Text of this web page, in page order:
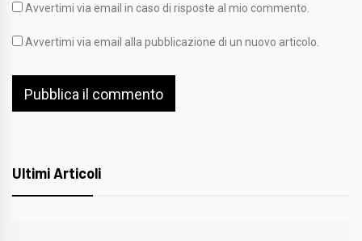
Avvertimi via email in caso di risposte al mio commento.
Avvertimi via email alla pubblicazione di un nuovo articolo.
Ultimi Articoli